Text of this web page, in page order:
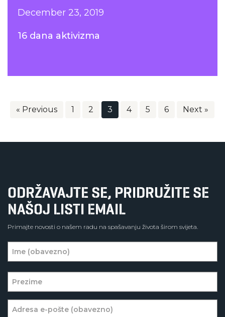
December 23, 2019
16 dana aktivizma
« Previous 1 2 3 4 5 6 Next »
ODRŽAVAJTE SE, PRIDRUŽITE SE
NAŠOJ LISTI EMAIL
Primajte novosti o našem radu na spašavanju života širom svijeta.